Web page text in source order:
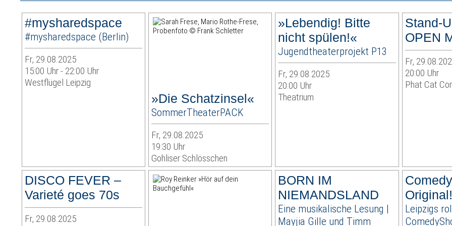
#mysharedspace
#mysharedspace (Berlin)
Fr, 29.08.2025
15:00 Uhr - 22:00 Uhr
Westflügel Leipzig
»Die Schatzinsel«
SommerTheaterPACK
Fr, 29.08.2025
19:30 Uhr
Gohliser Schlösschen
»Lebendig! Bitte
nicht spülen!«
Jugendtheaterprojekt P13
Fr, 29.08.2025
20:00 Uhr
Theatrium
Stand-
OPEN
Fr,
20:00 Uhr
Phat Cat
DISCO FEVER –
Varieté goes 70s
Fr, 29.08.2025
BORN IM
NIEMANDSLAND
Eine musikalische Lesung |
Mayjia Gille und Timm
Original!
Leipzigs